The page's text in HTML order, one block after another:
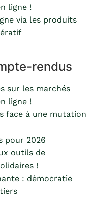
ligne !
via les produits
rendus
sur les marchés
ligne !
face à une mutation
pour 2026
outils de
!
: démocratie